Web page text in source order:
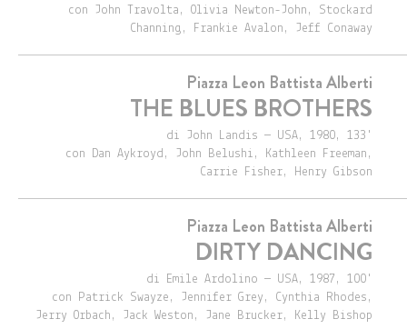
con John Travolta, Olivia Newton-John, Stockard
Channing, Frankie Avalon, Jeff Conaway
Piazza Leon Battista Alberti
THE BLUES BROTHERS
di John Landis — USA, 1980, 133'
con Dan Aykroyd, John Belushi, Kathleen Freeman,
Carrie Fisher, Henry Gibson
Piazza Leon Battista Alberti
DIRTY DANCING
di Emile Ardolino — USA, 1987, 100'
con Patrick Swayze, Jennifer Grey, Cynthia Rhodes,
Jerry Orbach, Jack Weston, Jane Brucker, Kelly Bishop